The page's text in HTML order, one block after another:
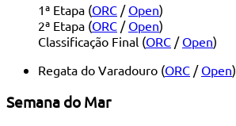
1ª Etapa (ORC / Open)
2ª Etapa (ORC / Open)
Classificação Final (ORC / Open)
Regata do Varadouro (ORC / Open)
Semana do Mar